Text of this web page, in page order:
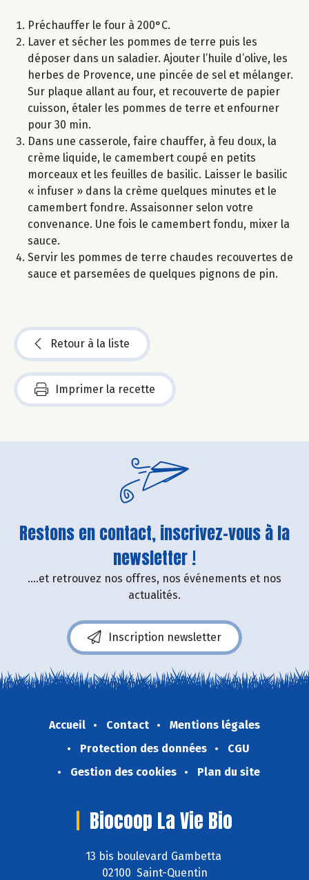
Préchauffer le four à 200°C.
Laver et sécher les pommes de terre puis les
déposer dans un saladier. Ajouter l’huile d’olive, les
herbes de Provence, une pincée de sel et mélanger.
Sur plaque allant au four, et recouverte de papier
cuisson, étaler les pommes de terre et enfourner
pour 30 min.
Dans une casserole, faire chauffer, à feu doux, la
crème liquide, le camembert coupé en petits
morceaux et les feuilles de basilic. Laisser le basilic
« infuser » dans la crème quelques minutes et le
camembert fondre. Assaisonner selon votre
convenance. Une fois le camembert fondu, mixer la
sauce.
Servir les pommes de terre chaudes recouvertes de
sauce et parsemées de quelques pignons de pin.
Retour à la liste
Imprimer la recette
Restons en contact, inscrivez-vous à la
newsletter !
....et retrouvez nos offres, nos événements et nos
actualités.
Inscription newsletter
Accueil Contact
Mentions légales
Protection des données
CGU
Gestion des cookies
Plan du site
Biocoop La Vie Bio
13 bis boulevard Gambetta
02100 Saint-Quentin